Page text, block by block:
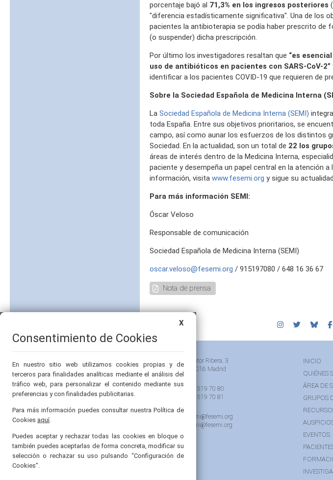
porcentaje bajó al 71,3% en los ingresos posteriores
"diferencia estadísticamente significativa". Una de los
pacientes la antibioterapia se podía haber prescrito de
(o suspender) dicha prescripción.
Por último los investigadores resaltan que “es
uso de antibióticos en pacientes con SARS-CoV-2”
identificar a los pacientes COVID-19 que requieren de
Sobre la Sociedad Española de Medicina Interna
La Sociedad Española de Medicina Interna (SEMI)
toda España. Entre sus objetivos prioritarios, se
campo, así como aunar los esfuerzos de los distintos
Sociedad. En la actualidad, son un total de 22 los
áreas de interés dentro de la Medicina Interna,
paciente y desempeña un papel central en la atención
información, visita www.fesemi.org y sigue su
Para más información SEMI:
Óscar Veloso
Responsable de comunicación
Sociedad Española de Medicina Interna (SEMI)
oscar.veloso@fesemi.org / 915197080 / 648 16 36 67
Nota de prensa
Pintor Ribera, 3
28016 Madrid
91 519 70 80
91 519 70 81
semi@fesemi.org
femi@fesemi.org
INICIO
QUIÉNES
ÁREA DE
GRUPOS
EVENTOS
X
Consentimiento de Cookies
En nuestro sitio web utilizamos cookies propias y de
terceros para finalidades analíticas mediante el análisis del
tráfico web, para personalizar el contenido mediante sus
preferencias y con finalidades publicitarias.
Para más información puedes consultar nuestra Política de
Cookies aquí.
Puedes aceptar y rechazar todas las cookies en bloque o
también puedes aceptarlas de forma concreta, modificar su
selección o rechazar su uso pulsando “Configuración de
Cookies”.